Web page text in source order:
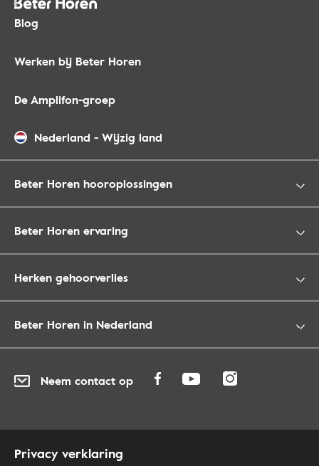
Blog
Werken bij Beter Horen
De Amplifon-groep
Nederland - Wijzig land
Beter Horen hooroplossingen
Beter Horen ervaring
Herken gehoorverlies
Beter Horen in Nederland
Neem contact op
Privacy verklaring